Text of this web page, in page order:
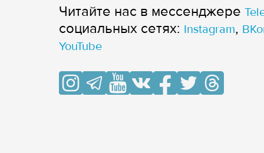
Читайте нас в мессенджере
cоциальных сетях: Instagram,
YouTube